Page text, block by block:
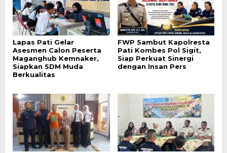
Lapas Pati Gelar
Asesmen Calon Peserta
Maganghub Kemnaker,
Siapkan SDM Muda
Berkualitas
FWP Sambut Kapolresta
Pati Kombes Pol Sigit,
Siap Perkuat Sinergi
dengan Insan Pers